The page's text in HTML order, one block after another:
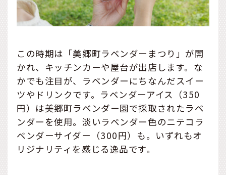
この時期は「美郷町ラベンダーまつり」が開
かれ、キッチンカーや屋台が出店します。な
かでも注目が、ラベンダーにちなんだスイー
ツやドリンクです。ラベンダーアイス（350
円）は美郷町ラベンダー園で採取されたラベ
ンダーを使用。淡いラベンダー色のニテコラ
ベンダーサイダー（300円）も。いずれもオ
リジナリティを感じる逸品です。